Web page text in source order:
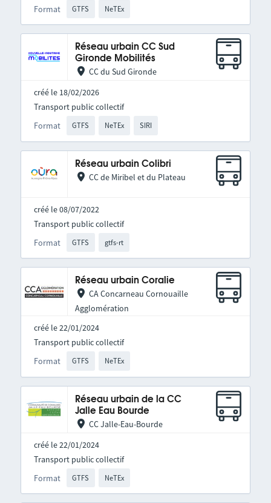
Format GTFS NeTEx
Réseau urbain CC Sud
Gironde Mobilités
CC du Sud Gironde
créé le 18/02/2026
Format GTFS NeTEx SIRI
Transport public collectif
Réseau urbain Colibri
CC de Miribel et du Plateau
créé le 08/07/2022
Format GTFS gtfs-rt
Transport public collectif
Réseau urbain Coralie
CA Concarneau Cornouaille
Agglomération
créé le 22/01/2024
Format GTFS NeTEx
Transport public collectif
Réseau urbain de la CC
Jalle Eau Bourde
CC Jalle-Eau-Bourde
créé le 22/01/2024
Format GTFS NeTEx
Transport public collectif